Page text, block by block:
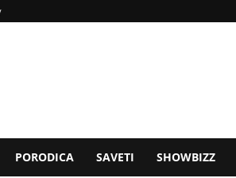
PORODICA SAVETI SHOWBIZZ